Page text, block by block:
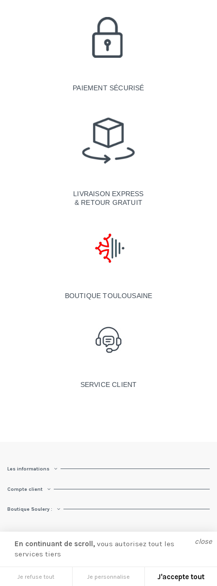
PAIEMENT SÉCURISÉ
LIVRAISON EXPRESS
& RETOUR GRATUIT
BOUTIQUE TOULOUSAINE
SERVICE CLIENT
Les informations
Compte client
Boutique Soulery :
© Soulery 2025 |
close
En continuant de scroll, vous autorisez tout les
services tiers
Je refuse tout Je personnalise J'accepte tout